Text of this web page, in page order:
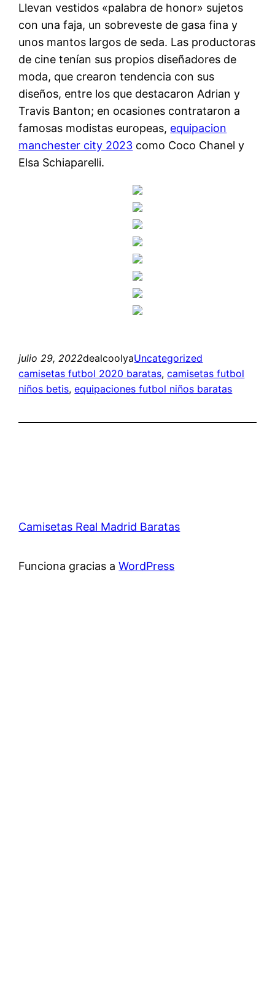
Llevan vestidos «palabra de honor» sujetos
con una faja, un sobreveste de gasa fina y
unos mantos largos de seda. Las productoras
de cine tenían sus propios diseñadores de
moda, que crearon tendencia con sus
diseños, entre los que destacaron Adrian y
Travis Banton; en ocasiones contrataron a
famosas modistas europeas, equipacion
manchester city 2023 como Coco Chanel y
Elsa Schiaparelli.
julio 29, 2022dealcoolyaUncategorized
camisetas futbol 2020 baratas, camisetas futbol
niños betis, equipaciones futbol niños baratas
Camisetas Real Madrid Baratas
Funciona gracias aWordPress